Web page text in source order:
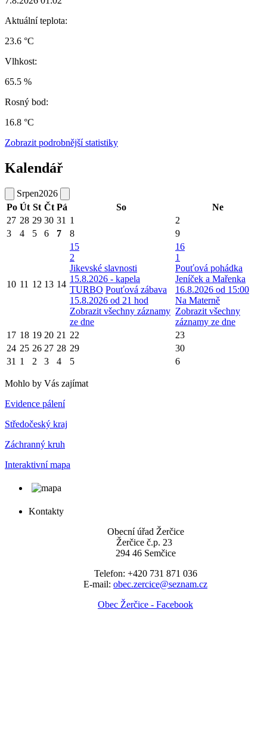
Aktuální teplota:
23.6 °C
Vlhkost:
65.5 %
Rosný bod:
16.8 °C
Zobrazit podrobnější statistiky
Kalendář
Srpen2026
Po Út St Čt Pá So
Ne
27 28 29 30 31 1
2
3
4 5 6 7 8 9
10 11 12 13 14
15
2
Jikevské slavnosti
15.8.2026 - kapela
TURBO Pouťová zábava
15.8.2026 od 21 hod
Zobrazit všechny záznamy
ze dne
16
1
Pouťová pohádka
Jeníček a Mařenka
16.8.2026 od 15:00
Na Materně
Zobrazit všechny
záznamy ze dne
17 18 19 20 21 22
23
24 25 26 27 28 29
30
31 1 2 3 4 5 6
Mohlo by Vás zajímat
Evidence pálení
Středočeský kraj
Záchranný kruh
Interaktivní mapa
Kontakty
Obecní úřad Žerčice
Žerčice č.p. 23
294 46 Semčice
Telefon: +420 731 871 036
E-mail: obec.zercice@seznam.cz
Obec Žerčice - Facebook